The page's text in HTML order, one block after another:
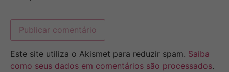
Este site utiliza o Akismet para reduzir spam. Saiba
como seus dados em comentários são processados.